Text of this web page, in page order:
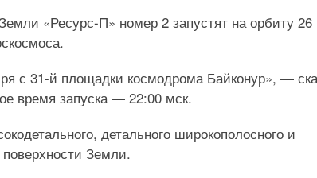
«Ресурс-П» номер 2 запустят на орбиту 26
с 31-й площадки космодрома Байконур», —
время запуска — 22:00 мск.
детального широкополосного и
поверхности Земли.